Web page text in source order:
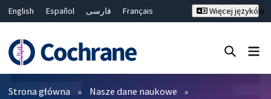
English Español فارسی
Français
Bahasa Malaysia
ไทย
繁體中文
简体中文
Więcej języków
Filtry
Strona główna Nasze dane naukowe